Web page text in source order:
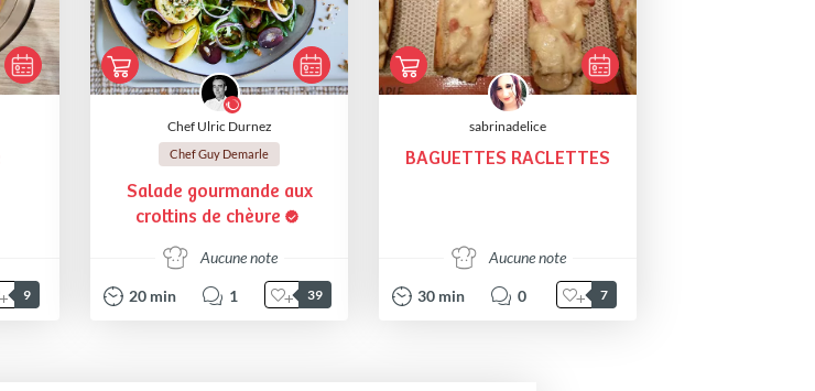
9
Chef Ulric Durnez
Chef Guy Demarle
Salade gourmande aux
crottins de chèvre
Aucune note
20 min 1 39
sabrinadelice
BAGUETTES RACLETTES
Aucune note
30 min 0 7